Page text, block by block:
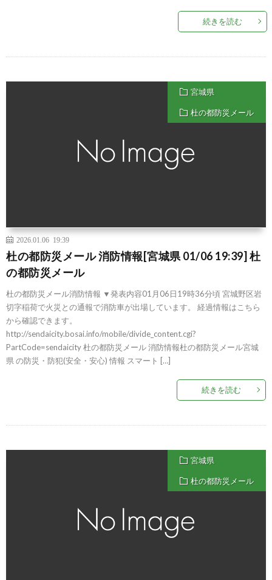
続きを読む
宮城県
杜の都防災メール
2026.01.06 19:39
杜の都防災メール 消防情報[宮城県 01/06 19:39] 杜
の都防災メール
杜の都防災メール消防情報 ▼発表内容01月06日19時36分頃 宮城野区岩
切字稲荷で火災との通報で消防車が出場しています。 経過情報はこちら
から確認できます。
http://sendaicity.bosai.info/mobile/divide_content.cgi?
PartCode=sendaicity 杜の都防災メール 消防情報杜の都防災メール宮城
県 の防災・防犯(安全・安心) 情報 スマート […]
続きを読む
宮城県
杜の都防災メール